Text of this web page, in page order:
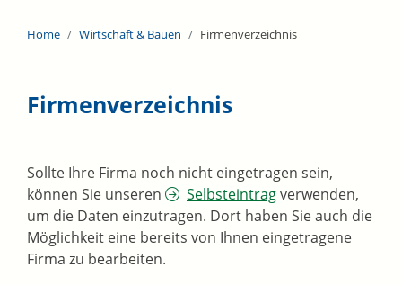
Home Wirtschaft & Bauen Firmenverzeichnis
Firmenverzeichnis
Sollte Ihre Firma noch nicht eingetragen sein,
können Sie unseren
Selbsteintragverwenden,
um die Daten einzutragen. Dort haben Sie auch die
Möglichkeit eine bereits von Ihnen eingetragene
Firma zu bearbeiten.